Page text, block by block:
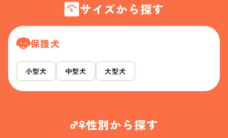
サイズから探す
保護犬
小型犬 中型犬 大型犬
性別から探す